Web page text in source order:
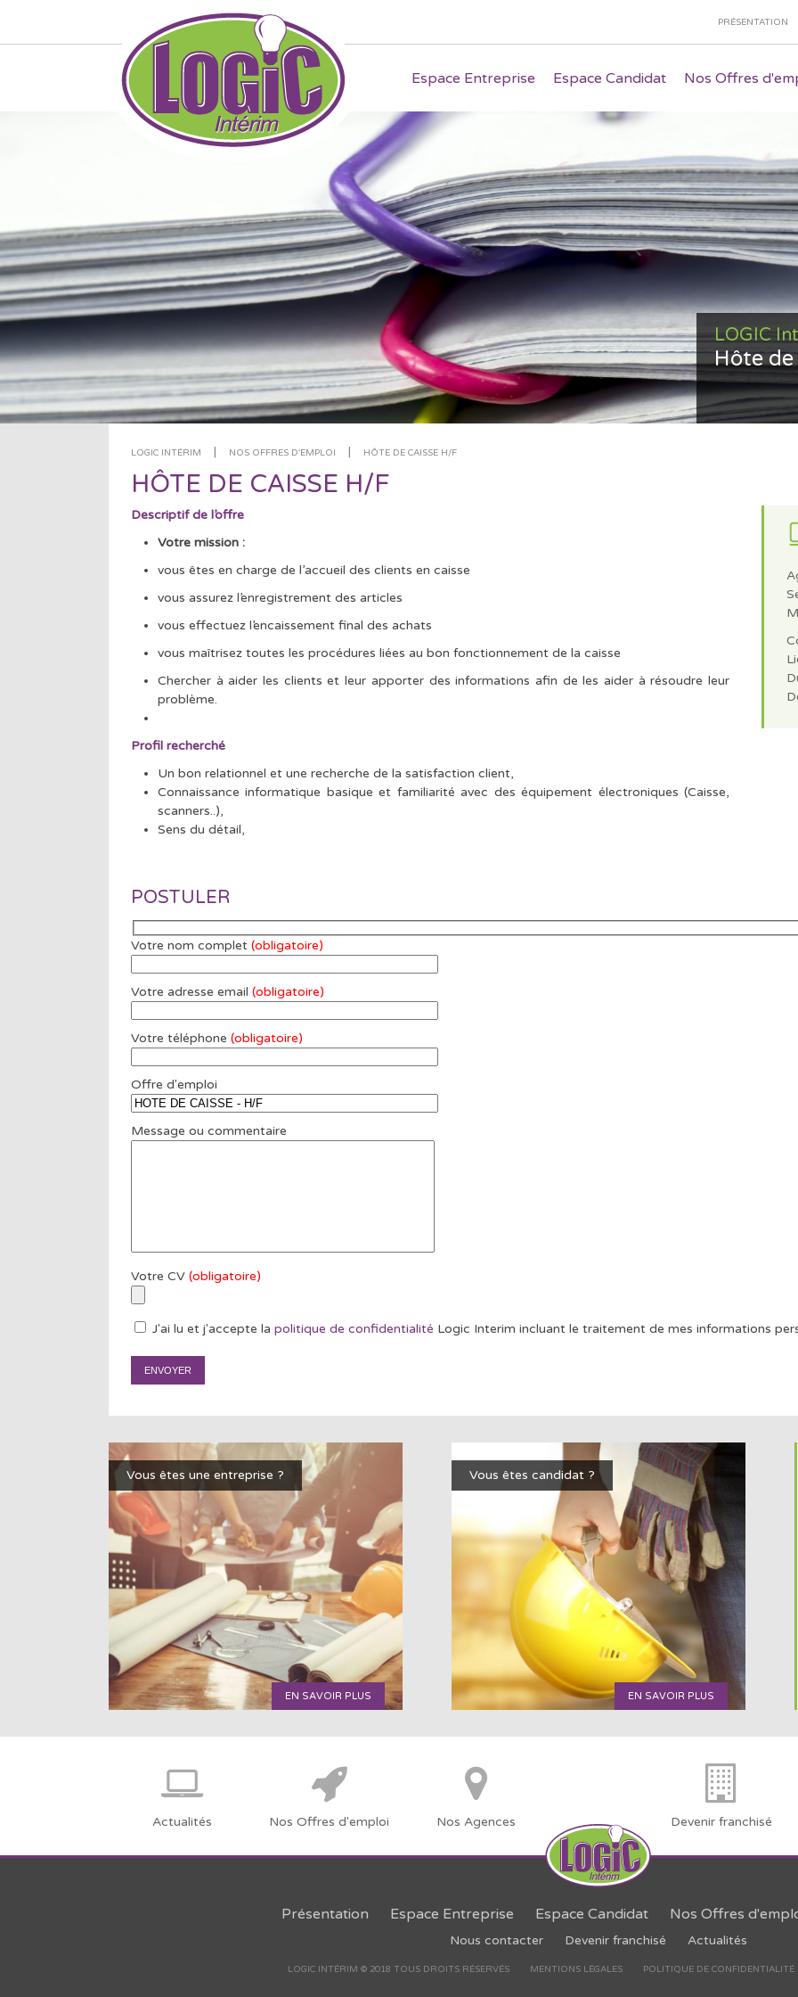
PRÉSENTATION
Espace Entreprise Espace Candidat Nos Offres
LOGIC
Hôte
LOGIC INTÉRIM | NOS OFFRES D'EMPLOI | HÔTE DE CAISSE H/F
HÔTE DE CAISSE H/F
Descriptif de l’offre
Votre mission :
vous êtes en charge de l’accueil des clients en caisse
vous assurez l’enregistrement des articles
vous effectuez l’encaissement final des achats
vous maîtrisez toutes les procédures liées au bon fonctionnement de la caisse
Chercher à aider les clients et leur apporter des informations afin de les aider à résoudre leur
problème.
Profil recherché
Un bon relationnel et une recherche de la satisfaction client,
Connaissance informatique basique et familiarité avec des équipement électroniques (Caisse,
scanners..),
Sens du détail,
POSTULER
Votre nom complet (obligatoire)
Votre adresse email (obligatoire)
Votre téléphone (obligatoire)
Offre d'emploi
Message ou commentaire
Votre CV (obligatoire)
J'ai lu et j'accepte la politique de confidentialité Logic Interim incluant le traitement de mes informations
Vous êtes une entreprise ?
EN SAVOIR PLUS
Vous êtes candidat ?
EN SAVOIR PLUS
Actualités Nos Offres d'emploi Nos Agences Devenir franchisé
Présentation Espace Entreprise Espace Candidat Nos Offres
Nous contacter Devenir franchisé Actualités
LOGIC INTÉRIM © 2018 TOUS DROITS RÉSERVÉS MENTIONS LÉGALES POLITIQUE DE CONFIDENTIALITÉ